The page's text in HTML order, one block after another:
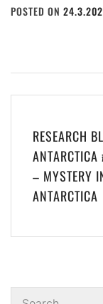
POSTED ON
navigation
RESEARCH
ANTARCTICA
– MYSTERY
ANTARCTICA